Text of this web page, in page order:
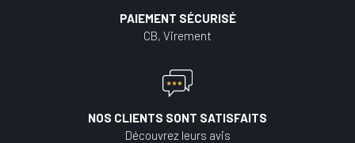
PAIEMENT SÉCURISÉ
CB, Virement
NOS CLIENTS SONT SATISFAITS
Découvrez leurs avis